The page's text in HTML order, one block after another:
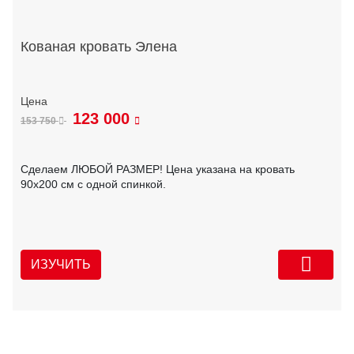
Кованая кровать Элена
153 750 123 000
Сделаем ЛЮБОЙ РАЗМЕР! Цена указана на кровать
90х200 см с одной спинкой.
ИЗУЧИТЬ